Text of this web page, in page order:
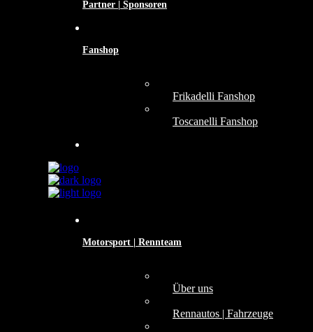
Partner | Sponsoren
Fanshop
Frikadelli Fanshop
Toscanelli Fanshop
Motorsport | Rennteam
Über uns
Rennautos | Fahrzeuge